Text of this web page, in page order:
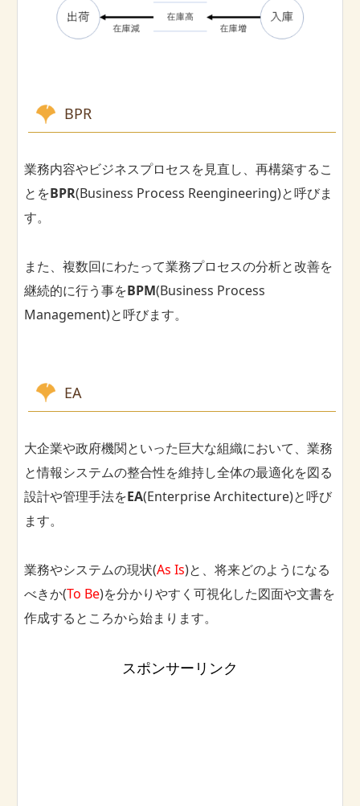
BPR
業務内容やビジネスプロセスを見直し、再構築するこ
とをBPR(Business Process Reengineering)と呼びま
す。
また、複数回にわたって業務プロセスの分析と改善を
継続的に行う事をBPM(Business Process
Management)と呼びます。
EA
大企業や政府機関といった巨大な組織において、業務
と情報システムの整合性を維持し全体の最適化を図る
設計や管理手法をEA(Enterprise Architecture)と呼び
ます。
業務やシステムの現状(As Is)と、将来どのようになる
べきか(To Be)を分かりやすく可視化した図面や文書を
作成するところから始まります。
スポンサーリンク